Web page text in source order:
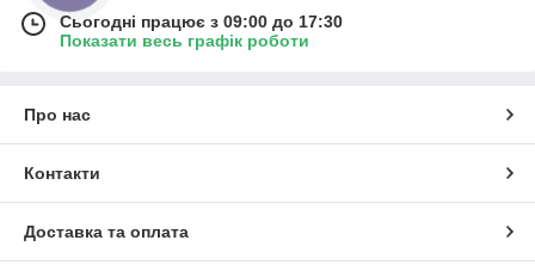
Сьогодні працює з 09:00 до 17:30
Показати весь графік роботи
Про нас
Контакти
Доставка та оплата